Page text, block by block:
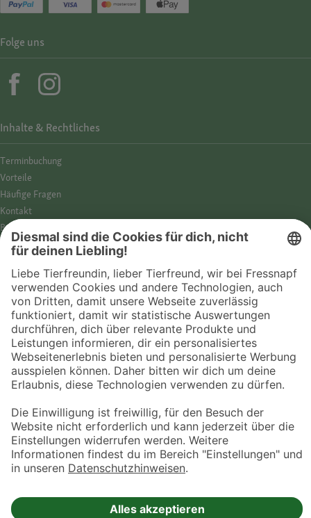
© 2026 Fressnapf Tiernahrungs GmbH
Westpreußenstraße 32-38
47809 Krefeld
Inhalte & Rechtliches
Termin­buchung
Vorteile
Häufige Fragen
Kontakt
Barrierefreiheit
Impressum
Cookies
AGB
Entdecke Fressnapf
Tierversicherung
GPS-Tracker
Fressnapf Salon
Online-Shop
Folge uns